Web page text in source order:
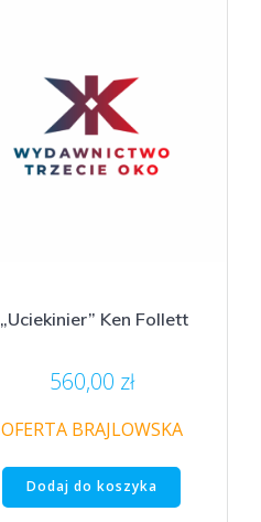
„Uciekinier” Ken Follett
560,00 zł
OFERTA BRAJLOWSKA
Dodaj do koszyka